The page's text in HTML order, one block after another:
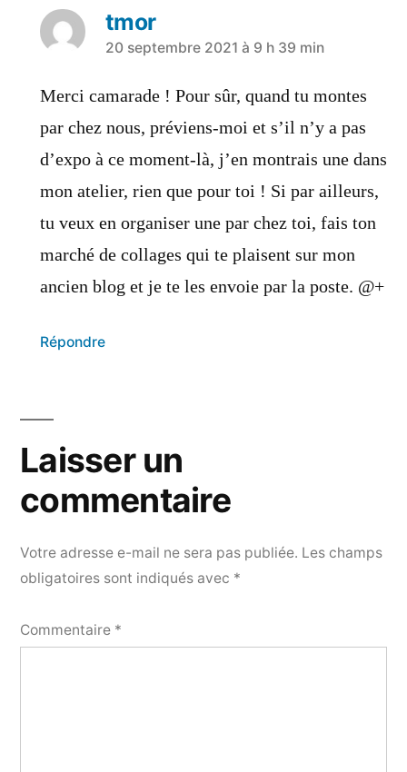
tmor
a
20 septembre 2021 à 9 h 39 min
Merci camarade ! Pour sûr, quand tu montes
par chez nous, préviens-moi et s’il n’y a pas
d’expo à ce moment-là, j’en montrais une dans
mon atelier, rien que pour toi ! Si par ailleurs,
tu veux en organiser une par chez toi, fais ton
marché de collages qui te plaisent sur mon
ancien blog et je te les envoie par la poste. @+
Répondre
Laisser
un
Votre adresse e-mail ne sera pas publiée. Les champs
obligatoires sont indiqués avec *
Commentaire *
Laisser un
commentaire